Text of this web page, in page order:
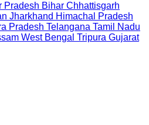
Pradesh Bihar Chhattisgarh
Jharkhand Himachal Pradesh
Pradesh Telangana Tamil Nadu
West Bengal Tripura Gujarat